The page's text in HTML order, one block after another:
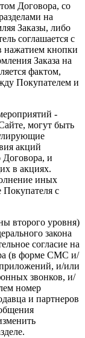
Договора, со
на
Заказы, либо
соглашается с
нажатием кнопки
Заказа на
фактом,
Покупателем и
-
могут быть
акций
Договора, и
в акциях.
иных
Покупателя с
второго уровня)
закона
согласие на
(в форме СМС и/
и/или
звонков, и/
номер
и партнеров